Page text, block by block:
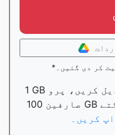
1 GB تک فائلوں کو مفت میں تبدیل کریں، پرو
صارفین 100 GB تک فائلوں کو تبدیل کر سکتے
کریں۔